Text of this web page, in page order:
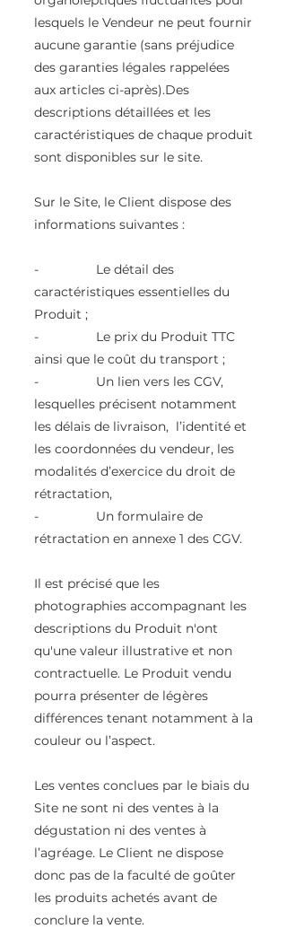
lesquels le Vendeur ne peut fournir
aucune garantie (sans préjudice
des garanties légales rappelées
aux articles ci-après).Des
descriptions détaillées et les
caractéristiques de chaque produit
sont disponibles sur le site.
Sur le Site, le Client dispose des
informations suivantes :
- Le détail des
caractéristiques essentielles du
Produit ;
- Le prix du Produit TTC
ainsi que le coût du transport ;
- Un lien vers les CGV,
lesquelles précisent notamment
les délais de livraison, l’identité et
les coordonnées du vendeur, les
modalités d’exercice du droit de
rétractation,
- Un formulaire de
rétractation en annexe 1 des CGV.
Il est précisé que les
photographies accompagnant les
descriptions du Produit n'ont
qu'une valeur illustrative et non
contractuelle. Le Produit vendu
pourra présenter de légères
différences tenant notamment à la
couleur ou l’aspect.
Les ventes conclues par le biais du
Site ne sont ni des ventes à la
dégustation ni des ventes à
l’agréage. Le Client ne dispose
donc pas de la faculté de goûter
les produits achetés avant de
conclure la vente.